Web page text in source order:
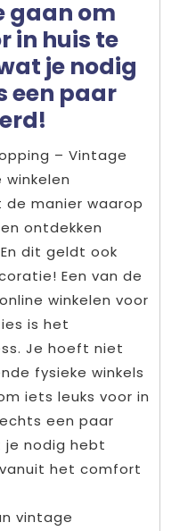
gaan om
in huis te
je nodig
een paar
– Vintage
de manier waarop
ontdekken
dit geldt ook
Een van de
winkelen voor
is het
Je hoeft niet
fysieke winkels
iets leuks voor in
een paar
je nodig hebt
het comfort
vintage